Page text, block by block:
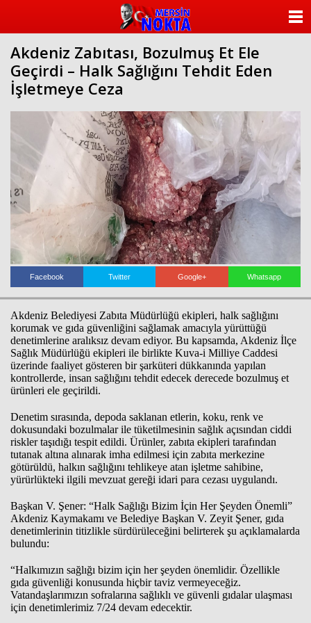
Akdeniz Zabıtası, Bozulmuş Et Ele
Geçirdi – Halk Sağlığını Tehdit Eden
İşletmeye Ceza
Facebook Twitter Google+ Whatsapp
Akdeniz Belediyesi Zabıta Müdürlüğü ekipleri, halk sağlığını
korumak ve gıda güvenliğini sağlamak amacıyla yürüttüğü
denetimlerine aralıksız devam ediyor. Bu kapsamda, Akdeniz İlçe
Sağlık Müdürlüğü ekipleri ile birlikte Kuva-i Milliye Caddesi
üzerinde faaliyet gösteren bir şarküteri dükkanında yapılan
kontrollerde, insan sağlığını tehdit edecek derecede bozulmuş et
ürünleri ele geçirildi.
Denetim sırasında, depoda saklanan etlerin, koku, renk ve
dokusundaki bozulmalar ile tüketilmesinin sağlık açısından ciddi
riskler taşıdığı tespit edildi. Ürünler, zabıta ekipleri tarafından
tutanak altına alınarak imha edilmesi için zabıta merkezine
götürüldü, halkın sağlığını tehlikeye atan işletme sahibine,
yürürlükteki ilgili mevzuat gereği idari para cezası uygulandı.
Başkan V. Şener: “Halk Sağlığı Bizim İçin Her Şeyden Önemli”
Akdeniz Kaymakamı ve Belediye Başkan V. Zeyit Şener, gıda
denetimlerinin titizlikle sürdürüleceğini belirterek şu açıklamalarda
bulundu:
“Halkımızın sağlığı bizim için her şeyden önemlidir. Özellikle
gıda güvenliği konusunda hiçbir taviz vermeyeceğiz.
Vatandaşlarımızın sofralarına sağlıklı ve güvenli gıdalar ulaşması
için denetimlerimiz 7/24 devam edecektir.
KATEGORİLER
ANKETLER
FOTO GALERİ
VİDEO GALERİ
KÜNYE
İLETİŞİM